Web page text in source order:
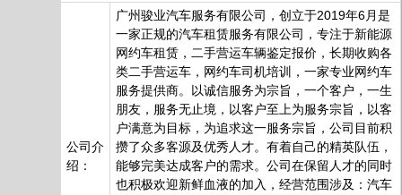
公司介
绍：
广州骏业汽车服务有限公司，创立于2019年6月是
一家正规的汽车租赁服务有限公司，专注于新能源
网约车租赁，二手营运车辆鉴定报价，长期收购各
类二手营运车，网约车司机培训，一家专业网约车
服务提供商。以诚信服务为宗旨，一个客户，一生
朋友，服务无止境，以客户至上为服务宗旨，以客
户满意为目标，为追求这一服务宗旨，公司目前积
攒了众多客源及优秀人才。有着自己的精英队伍，
能够完美达成客户的需求。公司在保留人才的同时
也积极欢迎新鲜血液的加入，经营范围涉及：汽车